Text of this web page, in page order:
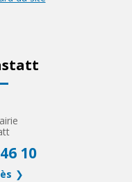
10